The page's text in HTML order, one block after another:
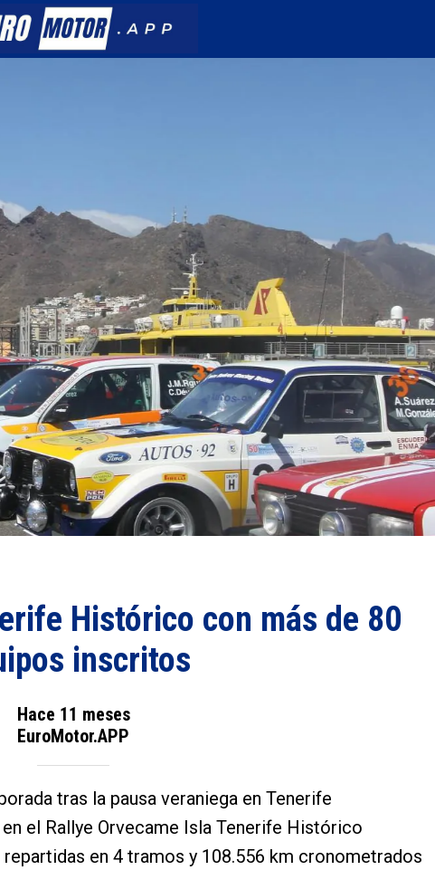
Histórico con más de 80
inscritos
Hace 11 meses
EuroMotor.APP
tras la pausa veraniega en Tenerife
el Rallye Orvecame Isla Tenerife Histórico
en 4 tramos y 108.556 km cronometrados